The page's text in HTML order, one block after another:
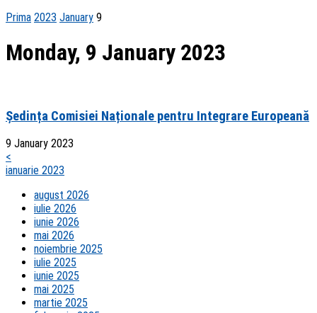
Prima 2023 January 9
Monday, 9 January 2023
Ședința Comisiei Naționale pentru Integrare Europeană
9 January 2023
<
ianuarie 2023
august 2026
iulie 2026
iunie 2026
mai 2026
noiembrie 2025
iulie 2025
iunie 2025
mai 2025
martie 2025